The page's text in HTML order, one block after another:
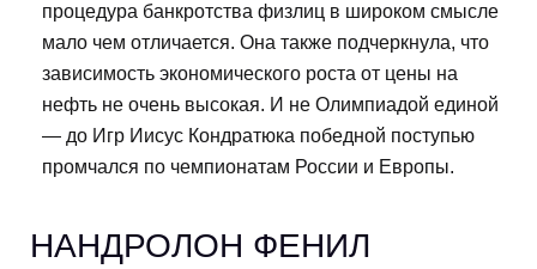
процедура банкротства физлиц в широком смысле
мало чем отличается. Она также подчеркнула, что
зависимость экономического роста от цены на
нефть не очень высокая. И не Олимпиадой единой
— до Игр Иисус Кондратюка победной поступью
промчался по чемпионатам России и Европы.
НАНДРОЛОН ФЕНИЛ